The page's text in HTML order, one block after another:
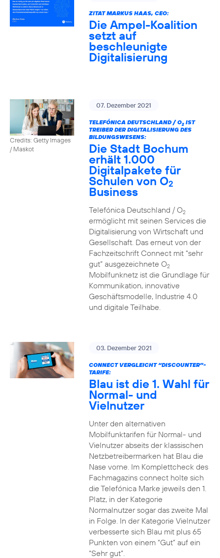
ZITAT MARKUS HAAS, CEO:
Die Ampel-Koalition
setzt auf
beschleunigte
Digitalisierung
Credits: Getty Images
/ Maskot
07. Dezember 2021
TELEFÓNICA DEUTSCHLAND / O2IST
TREIBER DER DIGITALISIERUNG DES
BILDUNGSWESENS:
Die Stadt Bochum
erhält 1.000
Digitalpakete für
Schulen von O2
Business
Telefónica Deutschland / O2
ermöglicht mit seinen Services die
Digitalisierung von Wirtschaft und
Gesellschaft. Das erneut von der
Fachzeitschrift Connect mit “sehr
gut” ausgezeichnete O2
Mobilfunknetz ist die Grundlage für
Kommunikation, innovative
Geschäftsmodelle, Industrie 4.0
und digitale Teilhabe.
03. Dezember 2021
CONNECT VERGLEICHT “DISCOUNTER”-
TARIFE:
Blau ist die 1. Wahl für
Normal- und
Vielnutzer
Unter den alternativen
Mobilfunktarifen für Normal- und
Vielnutzer abseits der klassischen
Netzbetreibermarken hat Blau die
Nase vorne. Im Komplettcheck des
Fachmagazins connect holte sich
die Telefónica Marke jeweils den 1.
Platz, in der Kategorie
Normalnutzer sogar das zweite Mal
in Folge. In der Kategorie Vielnutzer
verbesserte sich Blau mit plus 65
Punkten von einem “Gut” auf ein
“Sehr gut”.